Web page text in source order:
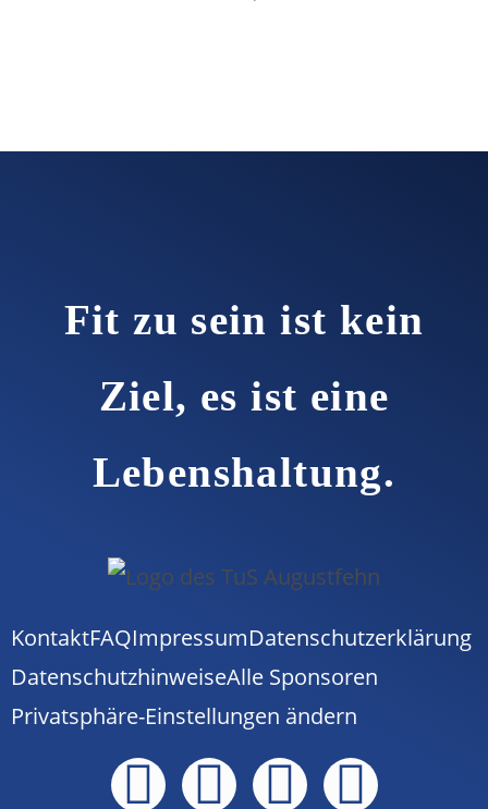
Fit zu sein ist kein
Ziel, es ist eine
Lebenshaltung.
KontaktFAQImpressumDatenschutzerklärung
DatenschutzhinweiseAlle Sponsoren
Privatsphäre-Einstellungen ändern